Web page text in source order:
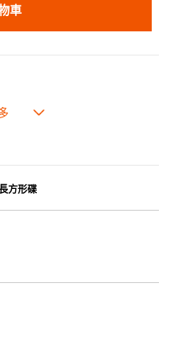
車
爐，耐熱程度高達260℃。
容易脫落，清洗方便。
方形碟